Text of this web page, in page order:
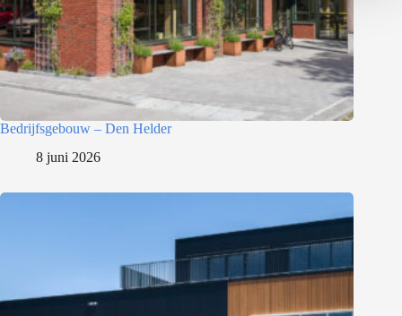
Bedrijfsgebouw – Den Helder
8 juni 2026